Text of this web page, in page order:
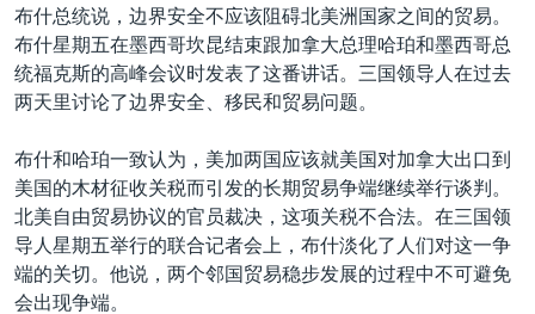
转
到
跳
到
检
国际
最新国际新闻
印太
中东
欧洲
非洲
美洲
分类新闻
经济·金融·贸易
人权·法律·宗教
科教·文娱·体健
军事
劳工
美中关系
热点专题
白宫要闻
国会报道
美中关系
VOA视频
VOA今日焦点
中文广播
布什总统说，边界安全不应该阻碍北美洲国家之间的贸易。
布什星期五在墨西哥坎昆结束跟加拿大总理哈珀和墨西哥总
统福克斯的高峰会议时发表了这番讲话。三国领导人在过去
两天里讨论了边界安全、移民和贸易问题。
布什和哈珀一致认为，美加两国应该就美国对加拿大出口到
美国的木材征收关税而引发的长期贸易争端继续举行谈判。
北美自由贸易协议的官员裁决，这项关税不合法。在三国领
导人星期五举行的联合记者会上，布什淡化了人们对这一争
端的关切。他说，两个邻国贸易稳步发展的过程中不可避免
会出现争端。